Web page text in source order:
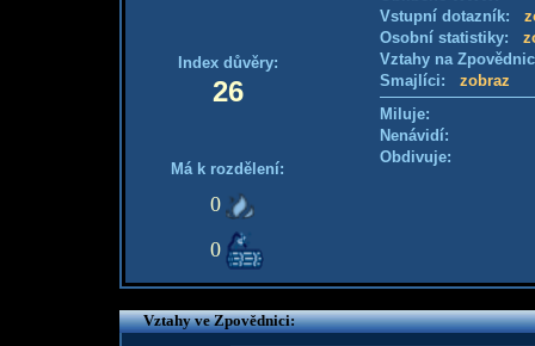
Index důvěry:
26
Má k rozdělení:
0
0
Vstupní dotazník:
Osobní statistiky:
Vztahy na
Smajlíci: zobraz
Miluje:
Nenávidí:
Obdivuje:
Vztahy ve Zpovědnici: